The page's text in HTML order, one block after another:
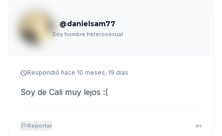
@danielsam77
Soy hombre heterosexual
scheduleRespondió hace 10 meses, 19 dias
Soy de Cali muy lejos :(
flag Reportar #4